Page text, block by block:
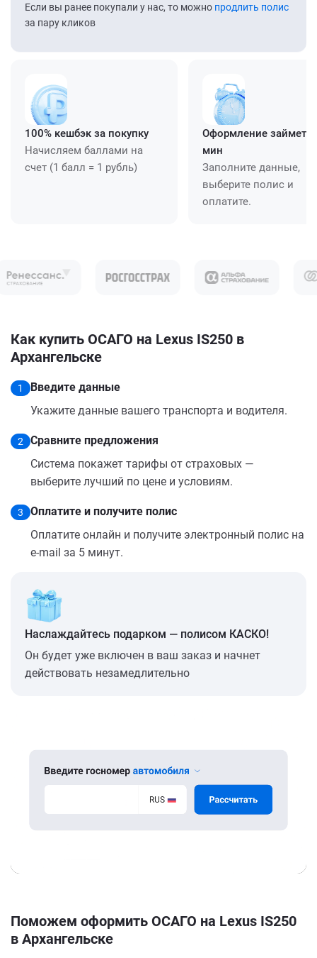
Если вы ранее покупали у нас, то можно продлить полис
за пару кликов
100% кешбэк за покупку
Начисляем баллами на
счет (1 балл = 1 рубль)
Оформление займет
мин
Заполните данные,
выберите полис и
оплатите.
Как купить ОСАГО на Lexus IS250 в
Архангельске
1
Введите данные
Укажите данные вашего транспорта и водителя.
2
Сравните предложения
Система покажет тарифы от страховых —
выберите лучший по цене и условиям.
3
Оплатите и получите полис
Оплатите онлайн и получите электронный полис на
e-mail за 5 минут.
Наслаждайтесь подарком — полисом КАСКО!
Он будет уже включен в ваш заказ и начнет
действовать незамедлительно
Поможем оформить ОСАГО на Lexus IS250
в Архангельске